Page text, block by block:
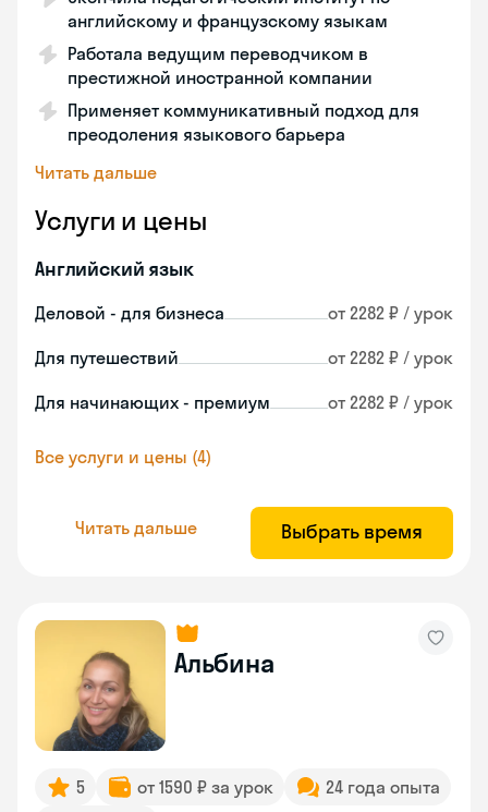
английскому и французскому языкам
Работала ведущим переводчиком в
престижной иностранной компании
Применяет коммуникативный подход для
преодоления языкового барьера
Читать дальше
Услуги и цены
Английский язык
Деловой - для бизнеса от 2282 ₽ / урок
Для путешествий от 2282 ₽ / урок
Для начинающих - премиум от 2282 ₽ / урок
Все услуги и цены (4)
Читать дальше Выбрать время
Альбина
5 от 1590 ₽ за урок
24 года опыта